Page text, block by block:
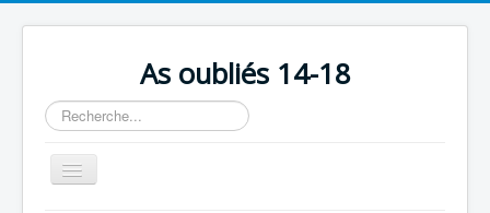
As oubliés 14-18
Rechercher
Basculer
la